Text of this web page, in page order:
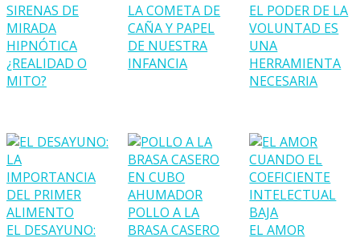
SIRENAS DE
MIRADA
HIPNÓTICA
¿REALIDAD O
MITO?
LA COMETA DE
CAÑA Y PAPEL
DE NUESTRA
INFANCIA
EL PODER DE LA
VOLUNTAD ES
UNA
HERRAMIENTA
NECESARIA
EL DESAYUNO:
POLLO A LA
BRASA CASERO
EL AMOR